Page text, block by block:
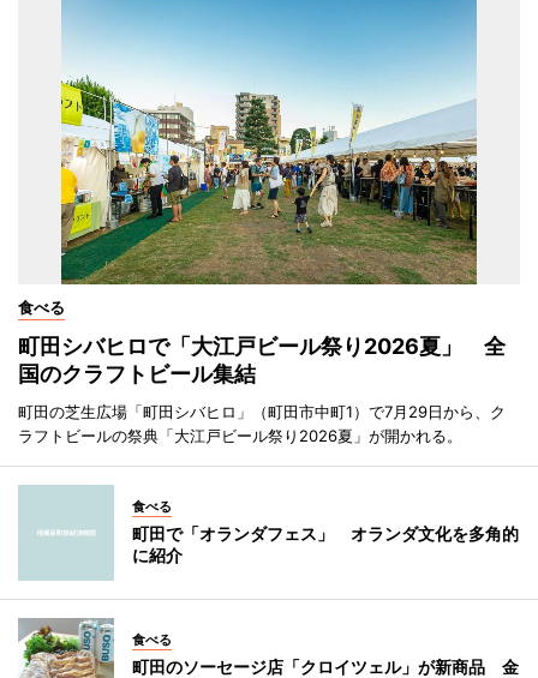
食べる
町田シバヒロで「大江戸ビール祭り2026夏」 全
国のクラフトビール集結
町田の芝生広場「町田シバヒロ」（町田市中町1）で7月29日から、ク
ラフトビールの祭典「大江戸ビール祭り2026夏」が開かれる。
食べる
町田で「オランダフェス」 オランダ文化を多角的
に紹介
食べる
町田のソーセージ店「クロイツェル」が新商品 金